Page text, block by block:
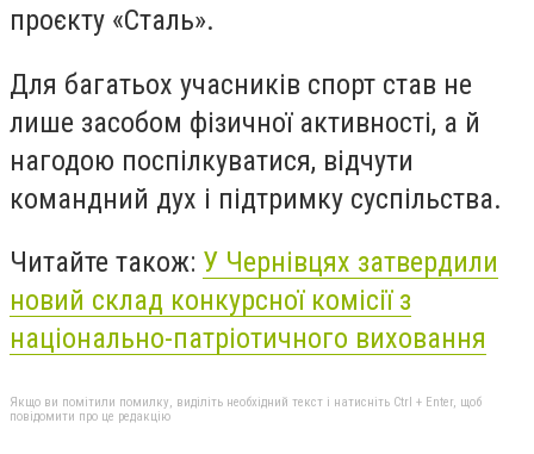
проєкту «Сталь».
Для багатьох учасників спорт став не
лише засобом фізичної активності, а й
нагодою поспілкуватися, відчути
командний дух і підтримку суспільства.
Читайте також: У Чернівцях затвердили
новий склад конкурсної комісії з
національно-патріотичного виховання
Якщо ви помітили помилку, виділіть необхідний текст і натисніть Ctrl + Enter, щоб
повідомити про це редакцію